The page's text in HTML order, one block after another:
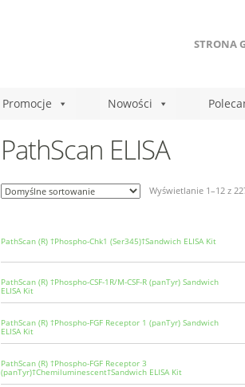
STRONA
Promocje Nowości
PathScan ELISA
Wyświetlanie 1–12 z
PathScan (R) †Phospho-Chk1 (Ser345)†Sandwich ELISA Kit
PathScan (R) †Phospho-CSF-1R/M-CSF-R (panTyr) Sandwich
ELISA Kit
PathScan (R) †Phospho-FGF Receptor 1 (panTyr) Sandwich
ELISA Kit
PathScan (R) †Phospho-FGF Receptor 3
(panTyr)†Chemiluminescent†Sandwich ELISA Kit